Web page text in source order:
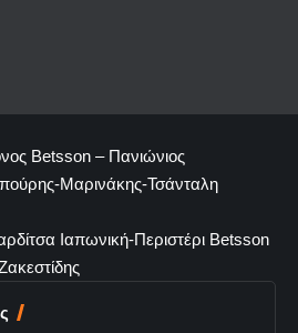
Betsson – Πανιώνιος
Μαρινάκης-Τσάνταλη
Ιαπωνική-Περιστέρι Betsson